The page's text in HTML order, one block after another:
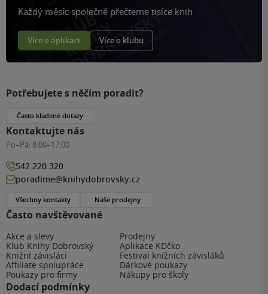
Každý měsíc společně přečteme tisíce knih
Více o aplikaci Více o klubu
Často navštěvované
Akce a slevy
Prodejny
Klub Knihy Dobrovský
Aplikace KDčko
Knižní závisláci
Festival knižních závisláků
Affiliate spolupráce
Dárkové poukazy
Poukazy pro firmy
Nákupy pro školy
Dodací podmínky
Potřebujete s něčím poradit?
Často kladené dotazy
Kontaktujte nás
Po–Pá: 8:00–17:00
542 220 320
poradime@knihydobrovsky.cz
Všechny kontakty Naše prodejny